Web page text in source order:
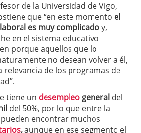
de la Universidad de Vigo,
que “en este momento el
es muy complicadoy,
en el sistema educativo
porque aquellos que lo
no desean volver a él,
relevancia de los programas de
tiene un desempleo general del
del 50%, por lo que entre la
encontrar muchos
,aunque en ese segmento el